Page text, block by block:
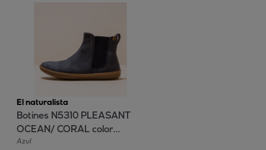
El naturalista
Botines N5310 PLEASANT
OCEAN/ CORAL color
Ocean
Azul